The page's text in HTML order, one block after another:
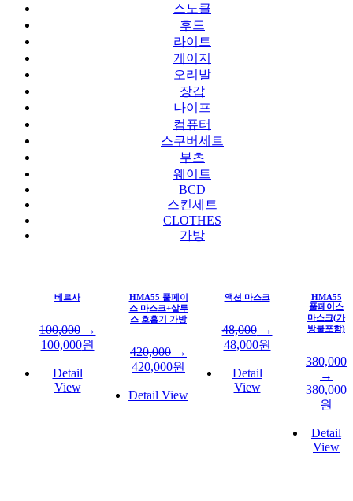
스노클
후드
라이트
게이지
오리발
장갑
나이프
컴퓨터
스쿠버세트
부츠
웨이트
BCD
스킨세트
CLOTHES
가방
베르사
100,000→
100,000원
Detail
View
HMA55 풀페이
스 마스크+살루
스 호흡기 가방
420,000 →
420,000원
Detail View
액션 마스크
48,000→
48,000원
Detail
View
HMA55
풀페이스
마스크(가
방불포함)
380,000
→
380,000
원
Detail
View